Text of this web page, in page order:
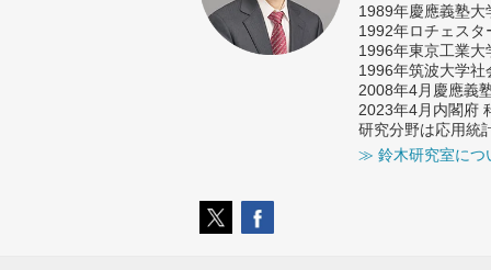
1989年慶應義塾
1992年ロチェス
1996年東京工業
1996年筑波大学
2008年4月慶應義
2023年4月内閣府
研究分野は応用統
≫ 鈴木研究室につ